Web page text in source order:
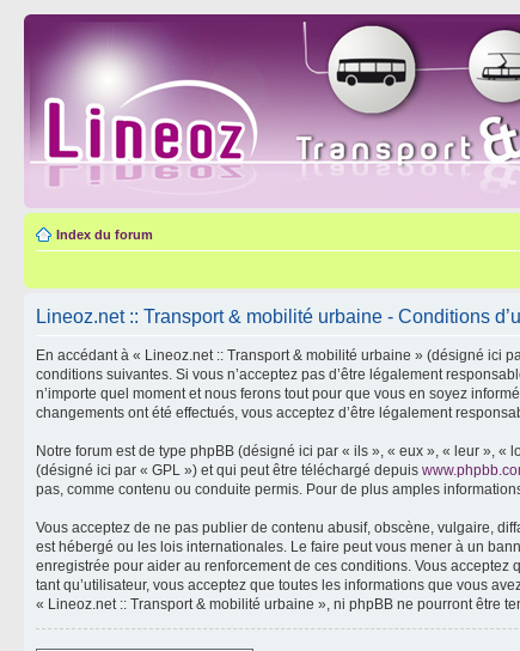
Index du forum
Lineoz.net :: Transport & mobilité urbaine - Conditions
En accédant à « Lineoz.net :: Transport & mobilité urbaine » (désigné ici
conditions suivantes. Si vous n’acceptez pas d’être légalement
n’importe quel moment et nous ferons tout pour que vous en soyez
changements ont été effectués, vous acceptez d’être légalement
Notre forum est de type phpBB (désigné ici par « ils », « eux », « leur »,
(désigné ici par « GPL ») et qui peut être téléchargé depuis
pas, comme contenu ou conduite permis. Pour de plus amples
Vous acceptez de ne pas publier de contenu abusif, obscène, vulgaire,
est hébergé ou les lois internationales. Le faire peut vous mener à un
enregistrée pour aider au renforcement de ces conditions. Vous
tant qu’utilisateur, vous acceptez que toutes les informations que vous
« Lineoz.net :: Transport & mobilité urbaine », ni phpBB ne pourront être